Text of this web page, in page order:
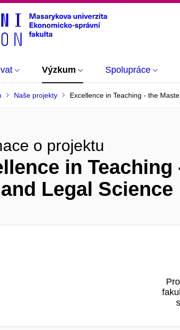
Výzkum Spolupráce
Naše projekty Excellence in Teaching - the
o projektu
in
Legal Science